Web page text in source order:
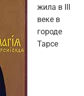
жила в III
веке в
городе
Тарсе